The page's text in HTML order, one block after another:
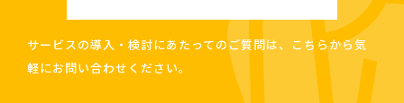
サービスの導入・検討にあたってのご質問は、こちらから気
軽にお問い合わせください。